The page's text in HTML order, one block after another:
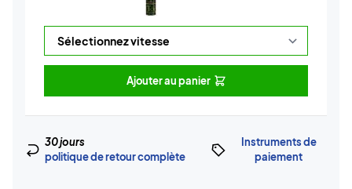
Ajouter au panier
30 jours
politique de retour complète
Instruments de
paiement